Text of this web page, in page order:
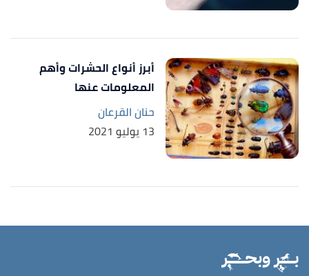
أبرز أنواع الحشرات وأهم
المعلومات عنها
حنان القرعان
13 يوليو 2021